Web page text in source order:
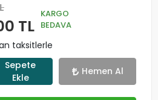
TL
KARGO
BEDAVA
taksitlerle
Sepete
Ekle
Hemen Al